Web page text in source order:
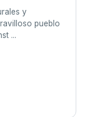
y
pueblo
...